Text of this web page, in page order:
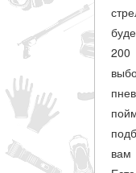
200